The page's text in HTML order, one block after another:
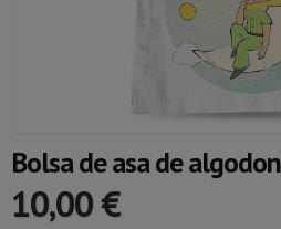
Bolsa de asa de
10,00 €